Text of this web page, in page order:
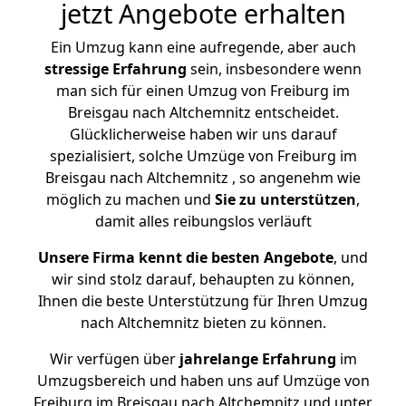
jetzt Angebote erhalten
Ein Umzug kann eine aufregende, aber auch
stressige Erfahrung sein, insbesondere wenn
man sich für einen Umzug von Freiburg im
Breisgau nach Altchemnitz entscheidet.
Glücklicherweise haben wir uns darauf
spezialisiert, solche Umzüge von Freiburg im
Breisgau nach Altchemnitz , so angenehm wie
möglich zu machen und Sie zu unterstützen,
damit alles reibungslos verläuft
Unsere Firma kennt die besten Angebote, und
wir sind stolz darauf, behaupten zu können,
Ihnen die beste Unterstützung für Ihren Umzug
nach Altchemnitz bieten zu können.
Wir verfügen überjahrelange Erfahrung im
Umzugsbereich und haben uns auf Umzüge von